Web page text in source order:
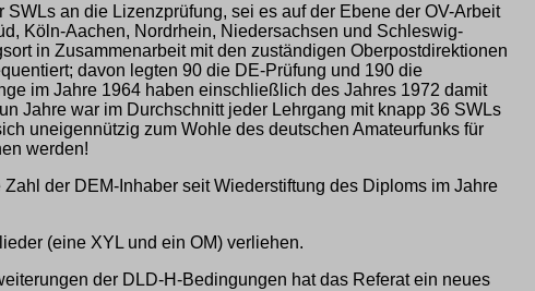
an die Lizenzprüfung, sei es auf der Ebene der OV-Arbeit
Köln-Aachen, Nordrhein, Niedersachsen und Schleswig-
in Zusammenarbeit mit den zuständigen Oberpostdirektionen
davon legten 90 die DE-Prüfung und 190 die
im Jahre 1964 haben einschließlich des Jahres 1972 damit
Jahre war im Durchschnitt jeder Lehrgang mit knapp 36 SWLs
uneigennützig zum Wohle des deutschen Amateurfunks für
werden!
der DEM-Inhaber seit Wiederstiftung des Diploms im Jahre
(eine XYL und ein OM) verliehen.
der DLD-H-Bedingungen hat das Referat ein neues